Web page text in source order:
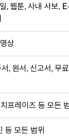
, 웹툰, 사내 사보,
상
, 원서, 신고서, 무
프레이즈 등 모든
등 모든 범위